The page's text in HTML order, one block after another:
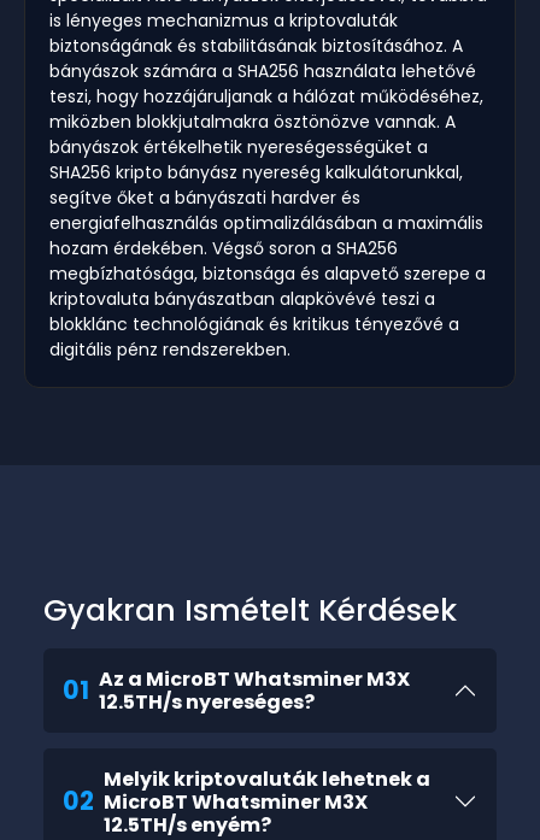
is lényeges mechanizmus a kriptovaluták
biztonságának és stabilitásának biztosításához. A
bányászok számára a SHA256 használata lehetővé
teszi, hogy hozzájáruljanak a hálózat működéséhez,
miközben blokkjutalmakra ösztönözve vannak. A
bányászok értékelhetik nyereségességüket a
SHA256 kripto bányász nyereség kalkulátorunkkal,
segítve őket a bányászati hardver és
energiafelhasználás optimalizálásában a maximális
hozam érdekében. Végső soron a SHA256
megbízhatósága, biztonsága és alapvető szerepe a
kriptovaluta bányászatban alapkövévé teszi a
blokklánc technológiának és kritikus tényezővé a
digitális pénz rendszerekben.
Gyakran Ismételt Kérdések
01 Az a MicroBT Whatsminer M3X
12.5TH/s nyereséges?
02
Melyik kriptovaluták lehetnek a
MicroBT Whatsminer M3X
12.5TH/s enyém?